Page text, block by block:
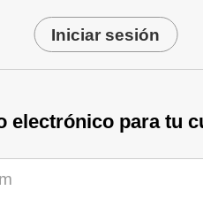
Iniciar sesión
electrónico para tu